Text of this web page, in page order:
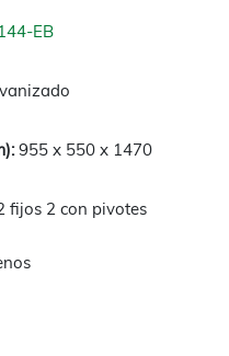
EB
955 x 550 x 1470
fijos 2 con pivotes